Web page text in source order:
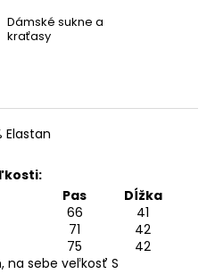
Dámské sukne a
kraťasy
Elastan
Pas
Dĺžka
66
41
71
42
75
42
na sebe veľkosť S